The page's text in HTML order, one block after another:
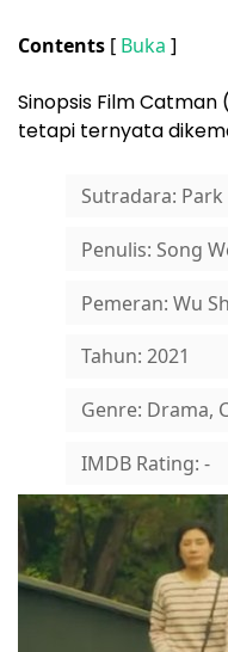
Contents [ Buka ]
Sinopsis Film Catman
tetapi ternyata
Sutradara: Park
Penulis: Song
Pemeran: Wu
Tahun: 2021
Genre: Drama,
IMDB Rating: -